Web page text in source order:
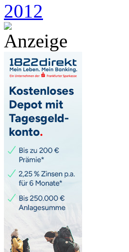
2012
Anzeige